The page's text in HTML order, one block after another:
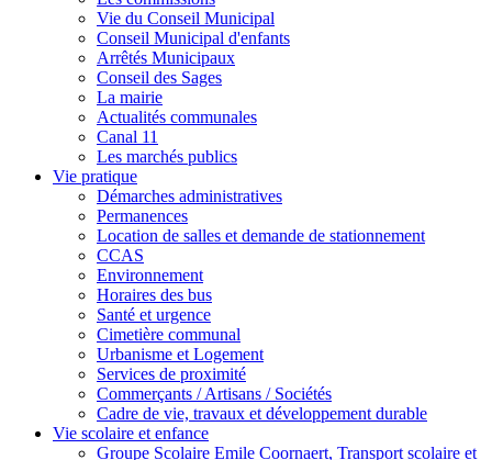
Vie du Conseil Municipal
Conseil Municipal d'enfants
Arrêtés Municipaux
Conseil des Sages
La mairie
Actualités communales
Canal 11
Les marchés publics
Vie pratique
Démarches administratives
Permanences
Location de salles et demande de stationnement
CCAS
Environnement
Horaires des bus
Santé et urgence
Cimetière communal
Urbanisme et Logement
Services de proximité
Commerçants / Artisans / Sociétés
Cadre de vie, travaux et développement durable
Vie scolaire et enfance
Groupe Scolaire Emile Coornaert, Transport scolaire et